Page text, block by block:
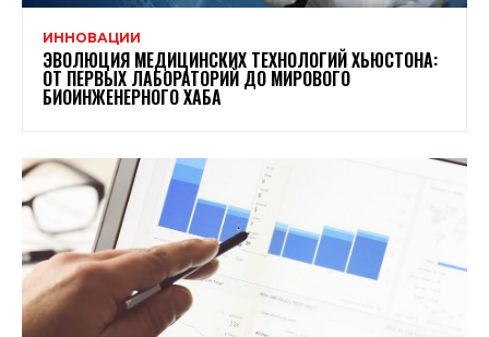
ИННОВАЦИИ
ЭВОЛЮЦИЯ МЕДИЦИНСКИХ ТЕХНОЛОГИЙ ХЬЮСТОНА:
ОТ ПЕРВЫХ ЛАБОРАТОРИЙ ДО МИРОВОГО
БИОИНЖЕНЕРНОГО ХАБА